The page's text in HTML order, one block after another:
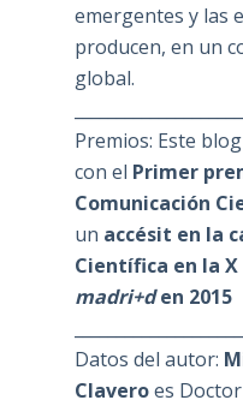
emergentes y las
producen, en un
global.
Premios: Este
con el Primer
Comunicación
un accésit en la
Científica en la X
madri+den 2015
Datos del autor:
Claveroes